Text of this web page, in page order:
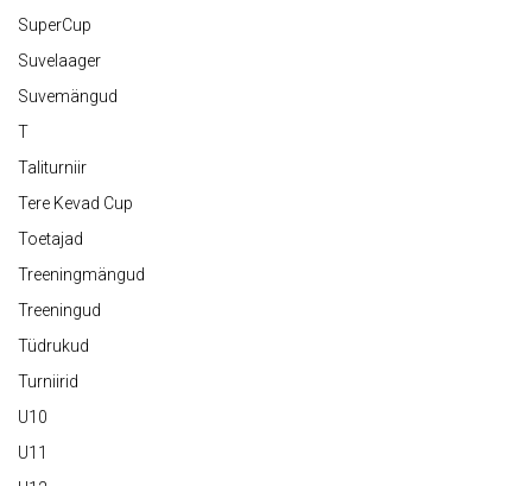
SuperCup
Suvelaager
Suvemängud
T
Taliturniir
Tere Kevad Cup
Toetajad
Treeningmängud
Treeningud
Tüdrukud
Turniirid
U10
U11